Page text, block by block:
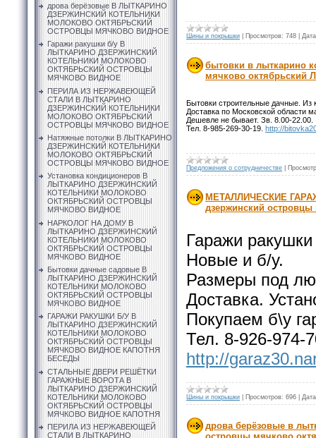
дрова берёзовые В ЛЫТКАРИНО
ДЗЕРЖИНСКИЙ КОТЕЛЬНИКИ
МОЛОКОВО ОКТЯБРЬСКИЙ
ОСТРОВЦЫ МЯЧКОВО ВИДНОЕ
Гаражи ракушки б/у В
ЛЫТКАРИНО ДЗЕРЖИНСКИЙ
КОТЕЛЬНИКИ МОЛОКОВО
ОКТЯБРЬСКИЙ ОСТРОВЦЫ
МЯЧКОВО ВИДНОЕ
ПЕРИЛА ИЗ НЕРЖАВЕЮЩЕЙ
СТАЛИ В ЛЫТКАРИНО
ДЗЕРЖИНСКИЙ КОТЕЛЬНИКИ
МОЛОКОВО ОКТЯБРЬСКИЙ
ОСТРОВЦЫ МЯЧКОВО ВИДНОЕ
Натяжные потолки В ЛЫТКАРИНО
ДЗЕРЖИНСКИЙ КОТЕЛЬНИКИ
МОЛОКОВО ОКТЯБРЬСКИЙ
ОСТРОВЦЫ МЯЧКОВО ВИДНОЕ
Установка кондиционеров В
ЛЫТКАРИНО ДЗЕРЖИНСКИЙ
КОТЕЛЬНИКИ МОЛОКОВО
ОКТЯБРЬСКИЙ ОСТРОВЦЫ
МЯЧКОВО ВИДНОЕ
НАРКОЛОГ НА ДОМУ В
ЛЫТКАРИНО ДЗЕРЖИНСКИЙ
КОТЕЛЬНИКИ МОЛОКОВО
ОКТЯБРЬСКИЙ ОСТРОВЦЫ
МЯЧКОВО ВИДНОЕ
Бытовки дачные садовые В
ЛЫТКАРИНО ДЗЕРЖИНСКИЙ
КОТЕЛЬНИКИ МОЛОКОВО
ОКТЯБРЬСКИЙ ОСТРОВЦЫ
МЯЧКОВО ВИДНОЕ
ГАРАЖИ РАКУШКИ Б/У В
ЛЫТКАРИНО ДЗЕРЖИНСКИЙ
КОТЕЛЬНИКИ МОЛОКОВО
ОКТЯБРЬСКИЙ ОСТРОВЦЫ
МЯЧКОВО ВИДНОЕ КАПОТНЯ
БЕСЕДЫ
СТАЛЬНЫЕ ДВЕРИ РЕШЁТКИ
ГАРАЖНЫЕ ВОРОТА В
ЛЫТКАРИНО ДЗЕРЖИНСКИЙ
КОТЕЛЬНИКИ МОЛОКОВО
ОКТЯБРЬСКИЙ ОСТРОВЦЫ
МЯЧКОВО ВИДНОЕ КАПОТНЯ
ПЕРИЛА ИЗ НЕРЖАВЕЮЩЕЙ
СТАЛИ В ЛЫТКАРИНО
Шины и покрышки Просмотров: 748
бытовки в лыткарино
мячково
Бытовки строительные дачные. Из
Доставка по Московской области
Дешевле не бывает. Зв. 8.00-22.00.
Тел. 8-985-269-30-19. http://
Предложения о сотрудничестве
МЕТАЛЛИЧЕСКИЕ
дзержинский
Гаражи
Новые и б/у.
Размеры под
Доставка.
Покупаем б\у
Тел. 8-926-974-
http://
Шины и покрышки Просмотров: 696
дрова берёзовые в